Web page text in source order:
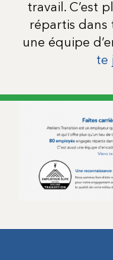
travail. C’est
répartis dans
une équipe
te
-